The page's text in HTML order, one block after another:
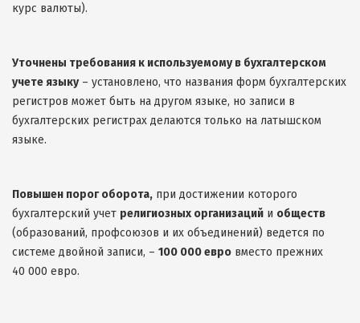
курс валюты).
Уточнены требования к используемому в бухгалтерском
учете языку– установлено, что названия форм бухгалтерских
регистров может быть на другом языке, но записи в
бухгалтерских регистрах делаются только на латышском
языке.
Повышен порог оборота, при достижении которого
бухгалтерский учет религиозных организаций и обществ
(образований, профсоюзов и их объединений) ведется по
системе двойной записи, – 100 000 евро вместо прежних
40 000 евро.